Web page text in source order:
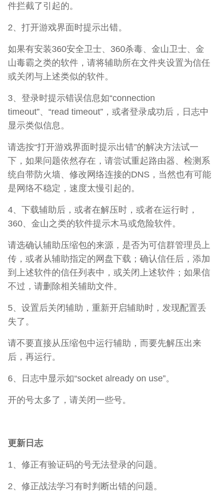
件拦截了引起的。
2、打开游戏界面时提示出错。
如果有安装360安全卫士、360杀毒、金山卫士、金
山毒霸之类的软件，请将辅助所在文件夹设置为信任
或关闭与上述类似的软件。
3、登录时提示错误信息如“connection
timeout”、“read timeout”，或者登录成功后，日志中
显示类似信息。
请选按“打开游戏界面时提示出错”的解决方法试一
下，如果问题依然存在，请尝试重起路由器、检测系
统自带防火墙、修改网络连接的DNS，当然也有可能
是网络不稳定，速度太慢引起的。
4、下载辅助后，或者在解压时，或者在运行时，
360、金山之类的软件提示木马或危险软件。
请选确认辅助压缩包的来源，是否为可信群管理员上
传，或者从辅助指定的网盘下载；确认信任后，添加
到上述软件的信任列表中，或关闭上述软件；如果信
不过，请删除相关辅助文件。
5、设置后关闭辅助，重新开启辅助时，发现配置丢
失了。
请不要直接从压缩包中运行辅助，而要先解压出来
后，再运行。
6、日志中显示如“socket already on use”。
开的号太多了，请关闭一些号。
更新日志
1、修正有验证码的号无法登录的问题。
2、修正战法学习有时判断出错的问题。